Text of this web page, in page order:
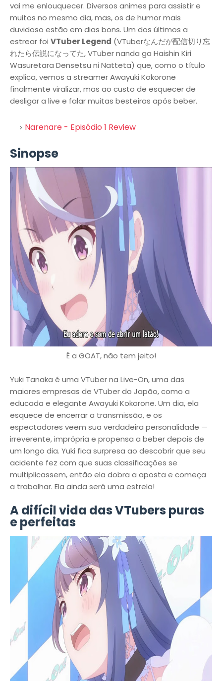
vai me enlouquecer. Diversos animes para assistir e
muitos no mesmo dia, mas, os de humor mais
duvidoso estão em dias bons. Um dos últimos a
estrear foi VTuber Legend (VTuberなんだが配信切り忘
れたら伝説になってた, VTuber nanda ga Haishin Kiri
Wasuretara Densetsu ni Natteta) que, como o título
explica, vemos a streamer Awayuki Kokorone
finalmente viralizar, mas ao custo de esquecer de
desligar a live e falar muitas besteiras após beber.
Narenare - Episódio 1 Review
Sinopse
É a GOAT, não tem jeito!
Yuki Tanaka é uma VTuber na Live-On, uma das
maiores empresas de VTuber do Japão, como a
educada e elegante Awayuki Kokorone. Um dia, ela
esquece de encerrar a transmissão, e os
espectadores veem sua verdadeira personalidade —
irreverente, imprópria e propensa a beber depois de
um longo dia. Yuki fica surpresa ao descobrir que seu
acidente fez com que suas classificações se
multiplicassem, então ela dobra a aposta e começa
a trabalhar. Ela ainda será uma estrela!
A difícil vida das VTubers puras
e perfeitas